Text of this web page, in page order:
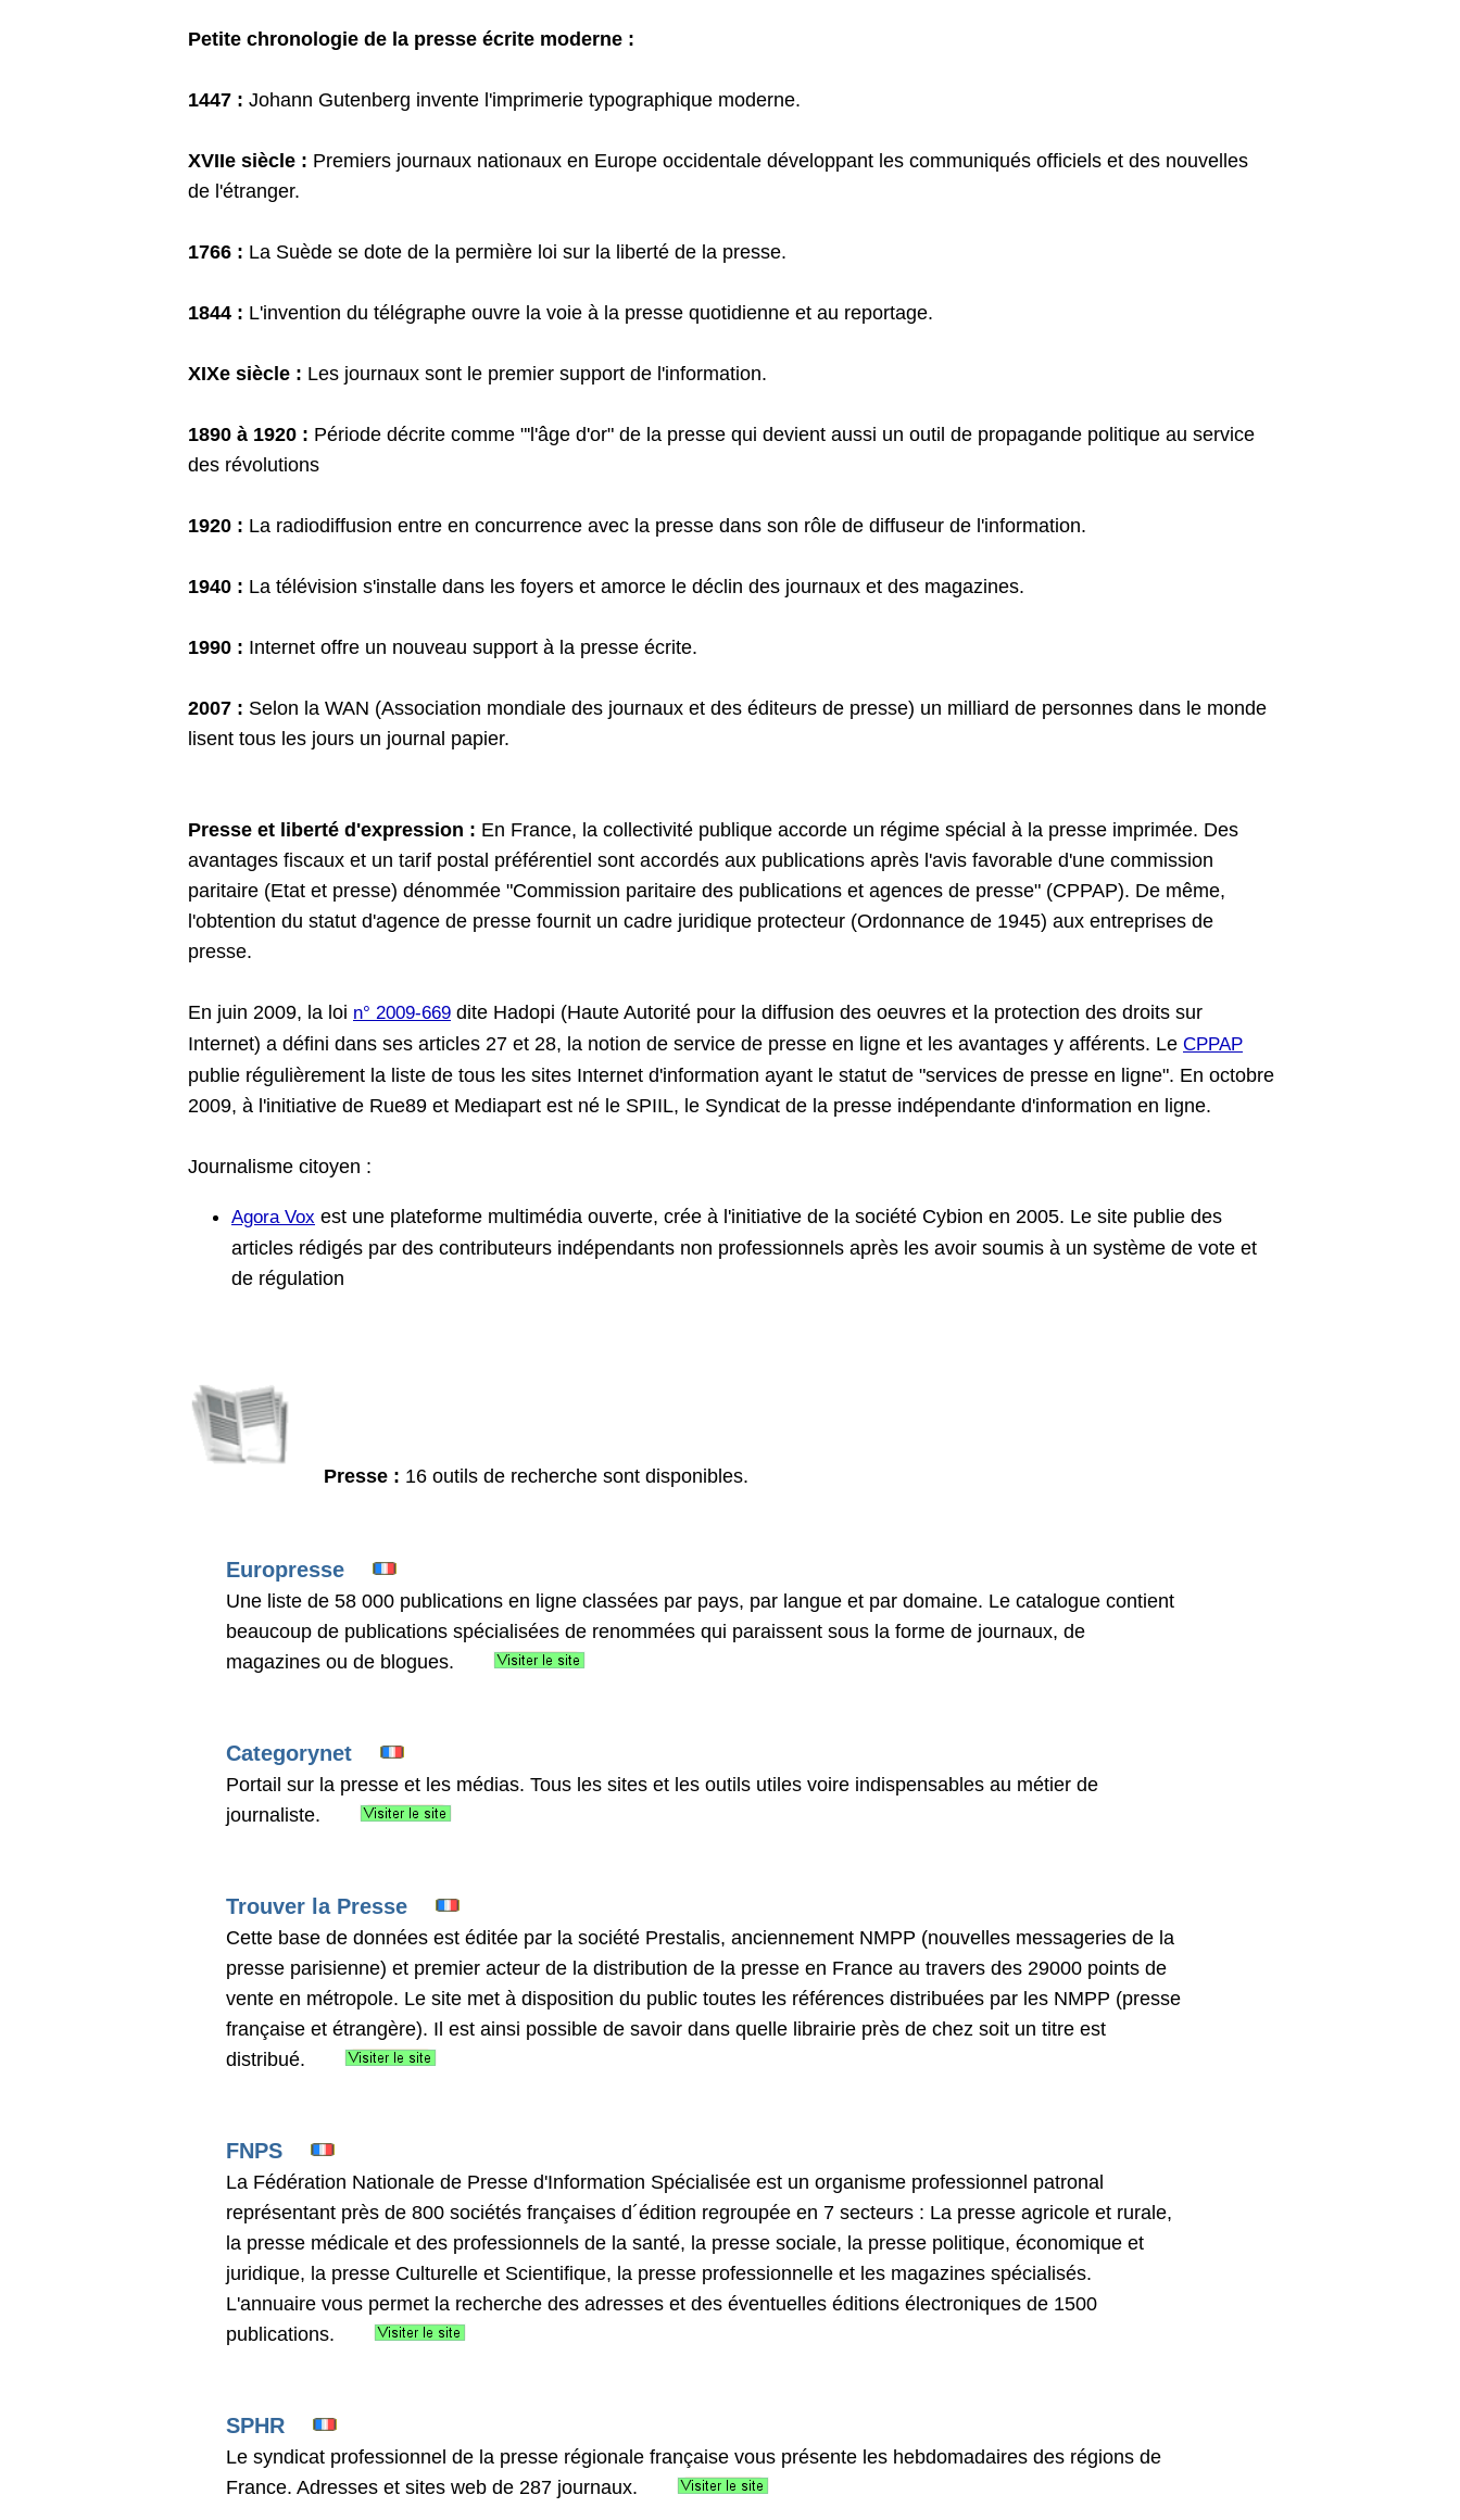
Petite chronologie de la presse écrite moderne :
1447 : Johann Gutenberg invente l'imprimerie typographique moderne.
XVIIe siècle : Premiers journaux nationaux en Europe occidentale développant les communiqués officiels et des nouvelles
de l'étranger.
1766 : La Suède se dote de la permière loi sur la liberté de la presse.
1844 : L'invention du télégraphe ouvre la voie à la presse quotidienne et au reportage.
XIXe siècle : Les journaux sont le premier support de l'information.
1890 à 1920 : Période décrite comme "'l'âge d'or" de la presse qui devient aussi un outil de propagande politique au service
des révolutions
1920 : La radiodiffusion entre en concurrence avec la presse dans son rôle de diffuseur de l'information.
1940 : La télévision s'installe dans les foyers et amorce le déclin des journaux et des magazines.
1990 : Internet offre un nouveau support à la presse écrite.
2007 : Selon la WAN (Association mondiale des journaux et des éditeurs de presse) un milliard de personnes dans le monde
lisent tous les jours un journal papier.
Presse et liberté d'expression : En France, la collectivité publique accorde un régime spécial à la presse imprimée. Des
avantages fiscaux et un tarif postal préférentiel sont accordés aux publications après l'avis favorable d'une commission
paritaire (Etat et presse) dénommée "Commission paritaire des publications et agences de presse" (CPPAP). De même,
l'obtention du statut d'agence de presse fournit un cadre juridique protecteur (Ordonnance de 1945) aux entreprises de
presse.
En juin 2009, la loi n° 2009-669 dite Hadopi (Haute Autorité pour la diffusion des oeuvres et la protection des droits sur
Internet) a défini dans ses articles 27 et 28, la notion de service de presse en ligne et les avantages y afférents. Le CPPAP
publie régulièrement la liste de tous les sites Internet d'information ayant le statut de "services de presse en ligne". En octobre
2009, à l'initiative de Rue89 et Mediapart est né le SPIIL, le Syndicat de la presse indépendante d'information en ligne.
Journalisme citoyen :
Agora Vox est une plateforme multimédia ouverte, crée à l'initiative de la société Cybion en 2005. Le site publie des
articles rédigés par des contributeurs indépendants non professionnels après les avoir soumis à un système de vote et
de régulation
Presse : 16 outils de recherche sont disponibles.
Europresse
Une liste de 58 000 publications en ligne classées par pays, par langue et par domaine. Le catalogue contient
beaucoup de publications spécialisées de renommées qui paraissent sous la forme de journaux, de
magazines ou de blogues.
Categorynet
Portail sur la presse et les médias. Tous les sites et les outils utiles voire indispensables au métier de
journaliste.
Trouver la Presse
Cette base de données est éditée par la société Prestalis, anciennement NMPP (nouvelles messageries de la
presse parisienne) et premier acteur de la distribution de la presse en France au travers des 29000 points de
vente en métropole. Le site met à disposition du public toutes les références distribuées par les NMPP (presse
française et étrangère). Il est ainsi possible de savoir dans quelle librairie près de chez soit un titre est
distribué.
FNPS
La Fédération Nationale de Presse d'Information Spécialisée est un organisme professionnel patronal
représentant près de 800 sociétés françaises d´édition regroupée en 7 secteurs : La presse agricole et rurale,
la presse médicale et des professionnels de la santé, la presse sociale, la presse politique, économique et
juridique, la presse Culturelle et Scientifique, la presse professionnelle et les magazines spécialisés.
L'annuaire vous permet la recherche des adresses et des éventuelles éditions électroniques de 1500
publications.
SPHR
Le syndicat professionnel de la presse régionale française vous présente les hebdomadaires des régions de
France. Adresses et sites web de 287 journaux.